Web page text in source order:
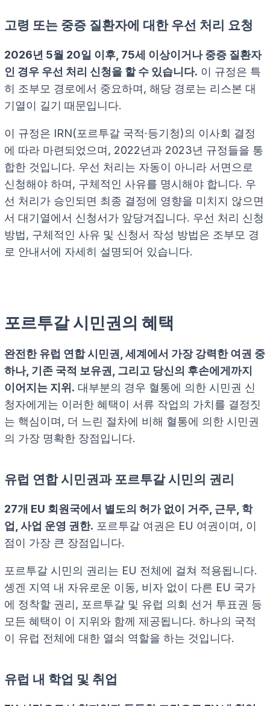
고령 또는 중증 질환자에 대한 우선 처리 요청
2026년 5월 20일 이후, 75세 이상이거나 중증 질환자
인 경우 우선 처리 신청을 할 수 있습니다. 이 규정은 특
히 조부모 경로에서 중요하며, 해당 경로는 리스본 대
기열이 길기 때문입니다.
이 규정은 IRN(포르투갈 국적·등기청)의 이사회 결정
에 따라 마련되었으며, 2022년과 2023년 규정들을 통
합한 것입니다. 우선 처리는 자동이 아니라 서면으로
신청해야 하며, 구체적인 사유를 명시해야 합니다. 우
선 처리가 승인되면 최종 결정에 영향을 미치지 않으면
서 대기열에서 신청서가 앞당겨집니다. 우선 처리 신청
방법, 구체적인 사유 및 신청서 작성 방법은 조부모 경
로 안내서에 자세히 설명되어 있습니다.
포르투갈 시민권의 혜택
완전한 유럽 연합 시민권, 세계에서 가장 강력한 여권 중
하나, 기존 국적 보유권, 그리고 당신의 후손에게까지
이어지는 지위. 대부분의 경우 혈통에 의한 시민권 신
청자에게는 이러한 혜택이 서류 작업의 가치를 결정짓
는 핵심이며, 더 느린 절차에 비해 혈통에 의한 시민권
의 가장 명확한 장점입니다.
유럽 연합 시민권과 포르투갈 시민의 권리
27개 EU 회원국에서 별도의 허가 없이 거주, 근무, 학
업, 사업 운영 권한. 포르투갈 여권은 EU 여권이며, 이
점이 가장 큰 장점입니다.
포르투갈 시민의 권리는 EU 전체에 걸쳐 적용됩니다.
솅겐 지역 내 자유로운 이동, 비자 없이 다른 EU 국가
에 정착할 권리, 포르투갈 및 유럽 의회 선거 투표권 등
모든 혜택이 이 지위와 함께 제공됩니다. 하나의 국적
이 유럽 전체에 대한 열쇠 역할을 하는 것입니다.
유럽 내 학업 및 취업